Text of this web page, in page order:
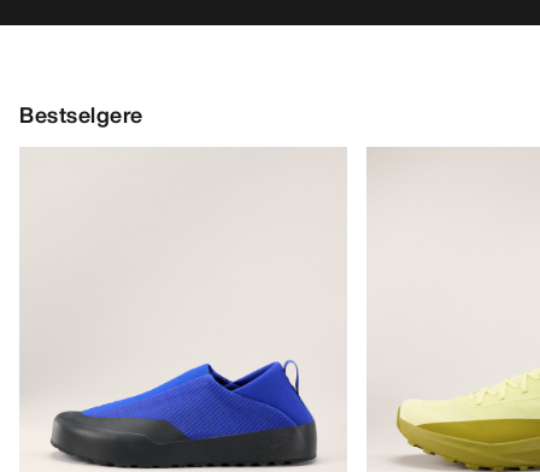
Bestselgere